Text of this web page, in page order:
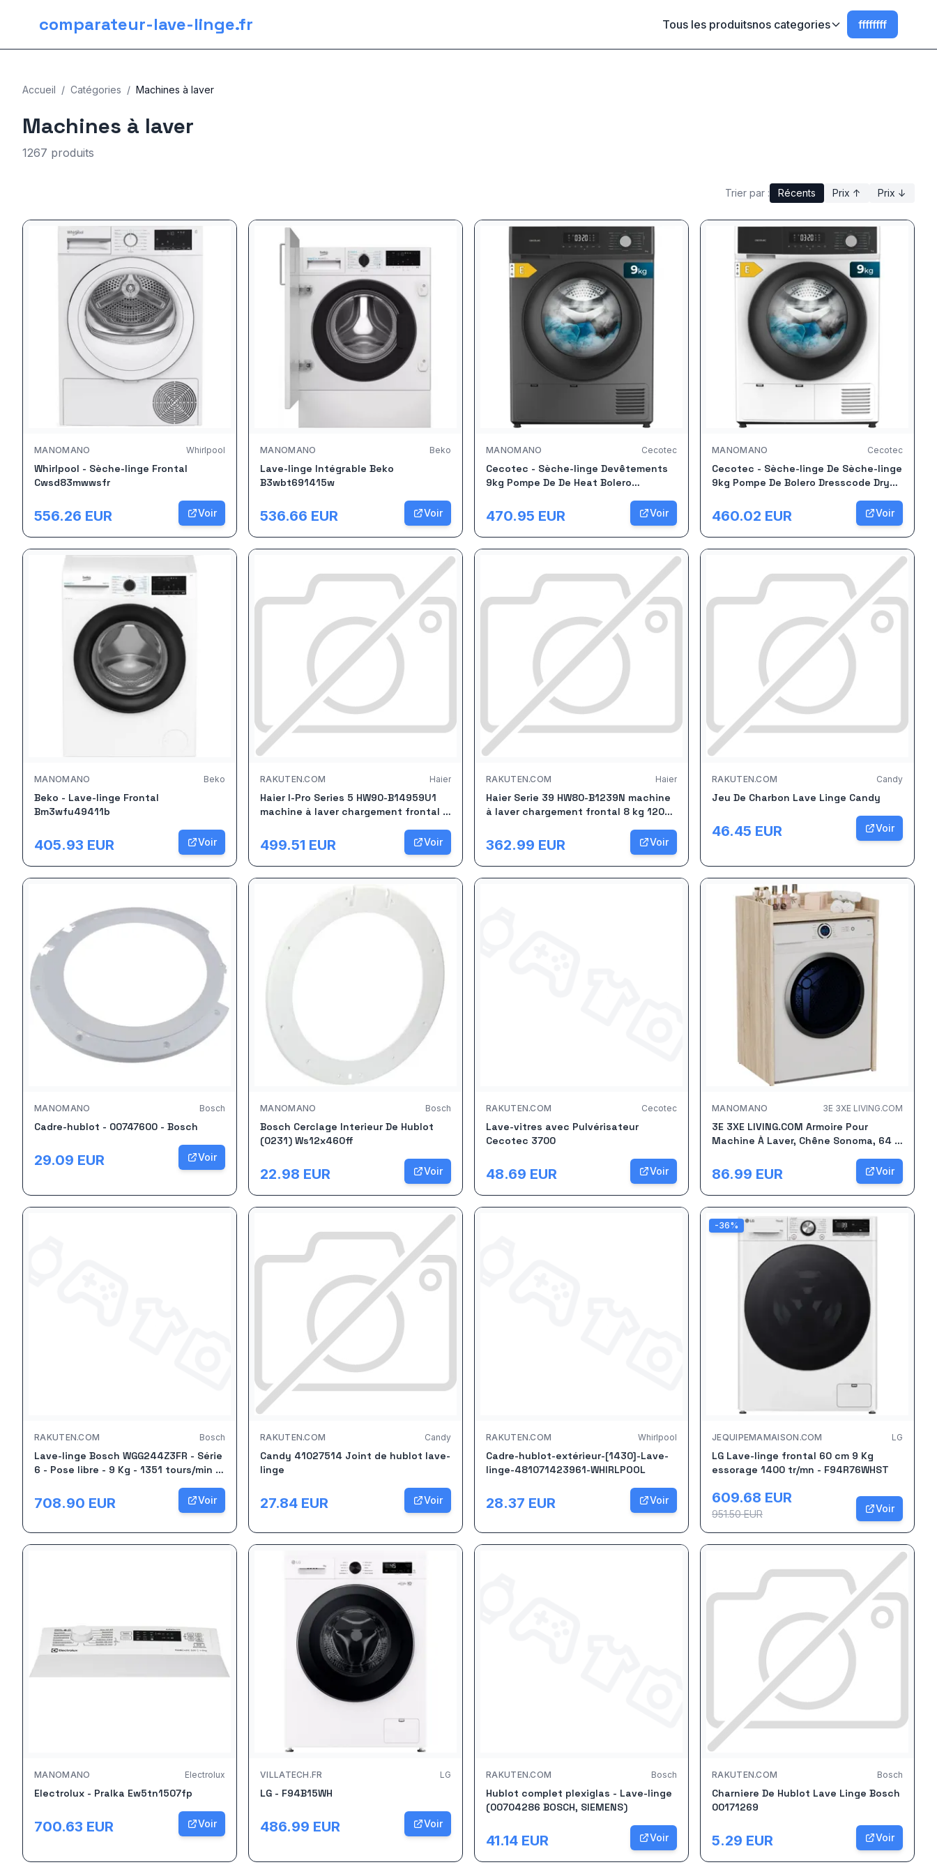
comparateur-lave-linge.fr Tous les produitsnos categories ffffffff
Accueil / Catégories / Machines à laver
Machines à laver
1267 produits
Trier par : Récents Prix ↑ Prix ↓
MANOMANO Whirlpool
Whirlpool - Sèche-linge Frontal
Cwsd83mwwsfr
556.26 EUR Voir
MANOMANO Beko
Lave-linge Intégrable Beko
B3wbt691415w
536.66 EUR Voir
MANOMANO Cecotec
Cecotec - Sèche-linge Devêtements
9kg Pompe De De Heat Bolero
Classe A++, 15 Programmes Et
Fonctions : Séchage Automatique,
Repassage Facile, Stop&ampgo,
Départ Diff
470.95 EUR Voir
MANOMANO Cecotec
Cecotec - Sèche-linge De Sèche-linge
9kg Pompe De Bolero Dresscode Dry
Programmes Et Fonctions Telles Que
Séchage Automatique, Repassage
Facile, Stop&ampgo, Départ Diff
460.02 EUR Voir
MANOMANO Beko
Beko - Lave-linge Frontal
Bm3wfu49411b
405.93 EUR Voir
RAKUTEN.COM Haier
Haier I-Pro Series 5 HW90-B14959U1
machine à laver chargement frontal 9
499.51 EUR Voir
RAKUTEN.COM Haier
Haier Serie 39 HW80-B1239N machine
à laver chargement frontal 8 kg 1200
362.99 EUR Voir
RAKUTEN.COM Candy
Jeu De Charbon Lave Linge Candy
46.45 EUR Voir
MANOMANO Bosch
Cadre-hublot - 00747600 - Bosch
29.09 EUR Voir
MANOMANO Bosch
Bosch Cerclage Interieur De Hublot
(0231) Ws12x460ff
22.98 EUR Voir
RAKUTEN.COM Cecotec
Lave-vitres avec Pulvérisateur
Cecotec 3700
48.69 EUR Voir
MANOMANO 3E 3XE LIVING.COM
3E 3XE LIVING.COM Armoire Pour
Machine À Laver, Chêne Sonoma, 64 ×
86.99 EUR Voir
RAKUTEN.COM Bosch
Lave-linge Bosch WGG244Z3FR - Série
6 - Pose libre - 9 Kg - 1351 tours/min -
708.90 EUR Voir
RAKUTEN.COM Candy
Candy 41027514 Joint de hublot lave-
linge
27.84 EUR Voir
RAKUTEN.COM Whirlpool
Cadre-hublot-extérieur-[1430]-Lave-
linge-481071423961-WHIRLPOOL
28.37 EUR Voir
-36%
JEQUIPEMAMAISON.COM LG
LG Lave-linge frontal 60 cm 9 Kg
essorage 1400 tr/mn - F94R76WHST
609.68 EUR
951.50 EUR Voir
MANOMANO Electrolux
Electrolux - Pralka Ew5tn1507fp
700.63 EUR Voir
VILLATECH.FR LG
LG - F94B15WH
486.99 EUR Voir
RAKUTEN.COM Bosch
Hublot complet plexiglas - Lave-linge
(00704286 BOSCH, SIEMENS)
41.14 EUR Voir
RAKUTEN.COM Bosch
Charniere De Hublot Lave Linge Bosch
00171269
5.29 EUR Voir